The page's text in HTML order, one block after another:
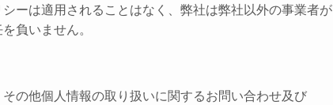
ーは適用されることはなく、弊社は弊社以外の事業者が
負いません。
の他個人情報の取り扱いに関するお問い合わせ及び